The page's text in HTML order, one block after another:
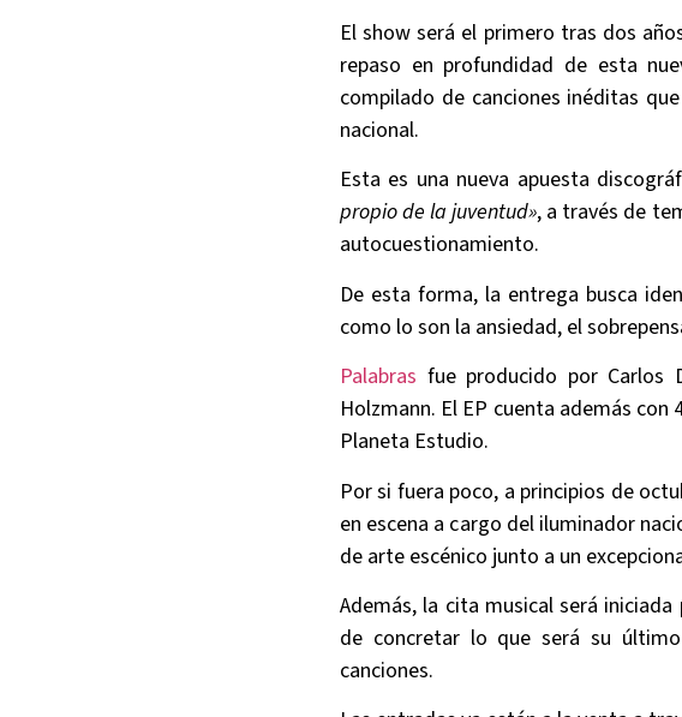
El show será el primero tras dos
repaso en profundidad de esta
compilado de canciones inéditas
nacional.
Esta es una nueva apuesta
propio de la juventud», a través de
autocuestionamiento.
De esta forma, la entrega busca
como lo son la ansiedad, el
Palabras fue producido por Carlos
Holzmann. El EP cuenta además
Planeta Estudio.
Por si fuera poco, a principios de
en escena a cargo del iluminador
de arte escénico junto a un
Además, la cita musical será iniciada
de concretar lo que será su
canciones.